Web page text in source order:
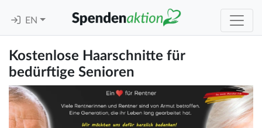
EN
Kostenlose Haarschnitte für
bedürftige Senioren